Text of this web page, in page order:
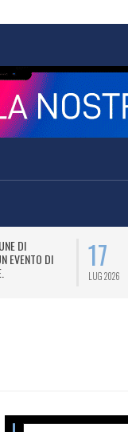
DI
EVENTO DI
17
LUG 2026